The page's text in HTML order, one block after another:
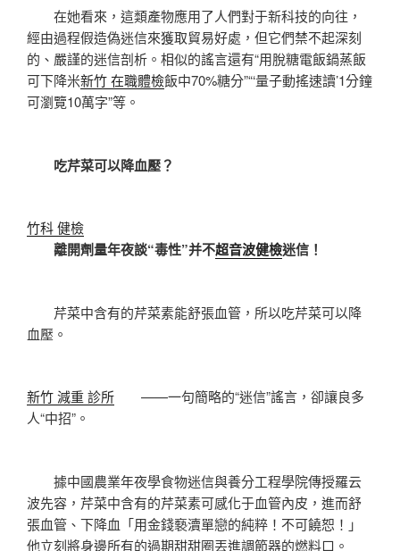
在她看來，這類產物應用了人們對于新科技的向往，
經由過程假造偽迷信來獲取貿易好處，但它們禁不起深刻
的、嚴謹的迷信剖析。相似的謠言還有“用脫糖電飯鍋蒸飯
可下降米新竹 在職體檢飯中70%糖分”“‘量子動搖速讀’1分鐘
可瀏覽10萬字”等。
吃芹菜可以降血壓？
竹科 健檢
離開劑量年夜談“毒性”并不超音波健檢迷信！
芹菜中含有的芹菜素能舒張血管，所以吃芹菜可以降
血壓。
新竹 減重 診所 ——一句簡略的“迷信”謠言，卻讓良多
人“中招”。
據中國農業年夜學食物迷信與養分工程學院傳授羅云
波先容，芹菜中含有的芹菜素可感化于血管內皮，進而舒
張血管、下降血「用金錢褻瀆單戀的純粹！不可饒恕！」
他立刻將身邊所有的過期甜甜圈丟進調節器的燃料口。